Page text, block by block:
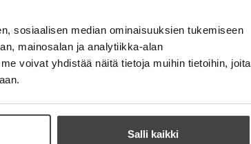
sosiaalisen median ominaisuuksien tukemiseen
mainosalan ja analytiikka-alan
voivat yhdistää näitä tietoja muihin tietoihin, joita
Salli kaikki